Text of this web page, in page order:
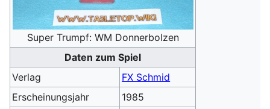
Super Trumpf: WM Donnerbolzen
Daten zum Spiel
Verlag
FX Schmid
Erscheinungsjahr
1985